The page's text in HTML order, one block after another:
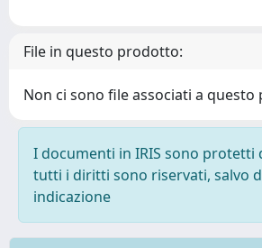
File in questo prodotto:
Non ci sono file associati a
I documenti in IRIS sono protetti
tutti i diritti sono riservati, salvo
indicazione